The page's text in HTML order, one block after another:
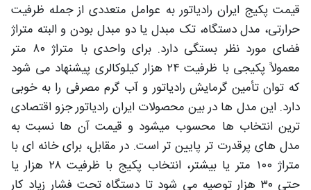
قیمت پکیج ایران رادیاتور به عوامل متعددی از جمله ظرفیت
حرارتی، مدل دستگاه، تک مبدل یا دو مبدل بودن و البته متراژ
فضای مورد نظر بستگی دارد. برای واحدی با متراژ ۸۰ متر
معمولاً پکیجی با ظرفیت ۲۴ هزار کیلوکالری پیشنهاد می شود
که توان تأمین گرمایش رادیاتور و آب گرم مصرفی را به خوبی
دارد. این مدل ها در بین محصولات ایران رادیاتور جزو اقتصادی
ترین انتخاب ها محسوب میشود و قیمت آن ها نسبت به
مدل های پرقدرت تر پایین تر است. در مقابل، برای خانه ای با
متراژ ۱۰۰ متر یا بیشتر، انتخاب پکیج با ظرفیت ۲۸ هزار یا
حتی ۳۰ هزار توصیه می شود تا دستگاه تحت فشار زیاد کار